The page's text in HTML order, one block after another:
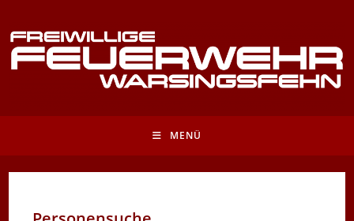
Inhalt
springen
MENÜ